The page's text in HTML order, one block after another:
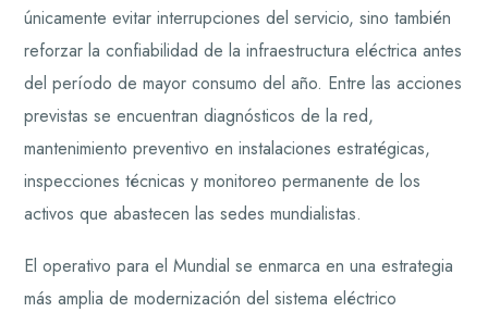
únicamente evitar interrupciones del servicio, sino también
reforzar la confiabilidad de la infraestructura eléctrica antes
del período de mayor consumo del año. Entre las acciones
previstas se encuentran diagnósticos de la red,
mantenimiento preventivo en instalaciones estratégicas,
inspecciones técnicas y monitoreo permanente de los
activos que abastecen las sedes mundialistas.
El operativo para el Mundial se enmarca en una estrategia
más amplia de modernización del sistema eléctrico